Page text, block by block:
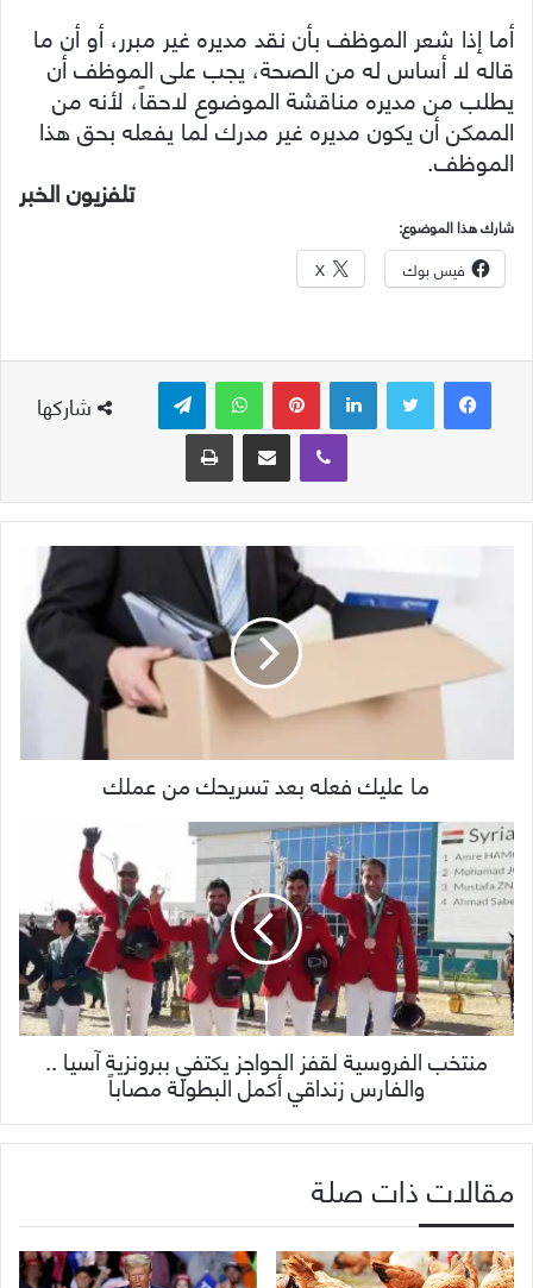
أما إذا شعر الموظف بأن نقد مديره غير مبرر، أو أن ما
قاله لا أساس له من الصحة، يجب على الموظف أن
يطلب من مديره مناقشة الموضوع لاحقاً، ﻷنه من
الممكن أن يكون مديره غير مدرك لما يفعله بحق هذا
الموظف.
تلفزيون الخبر
شارك هذا الموضوع:
فيس بوك X
شاركها
لينكدإن بينتيريست واتساب
ڤايبر
مشاركة عبر البريد طباعة
ما عليك فعله بعد تسريحك من عملك
منتخب الفروسية لقفز الحواجز يكتفي ببرونزية آسيا ..
والفارس زنداقي أكمل البطولة مصاباً
مقالات ذات صلة